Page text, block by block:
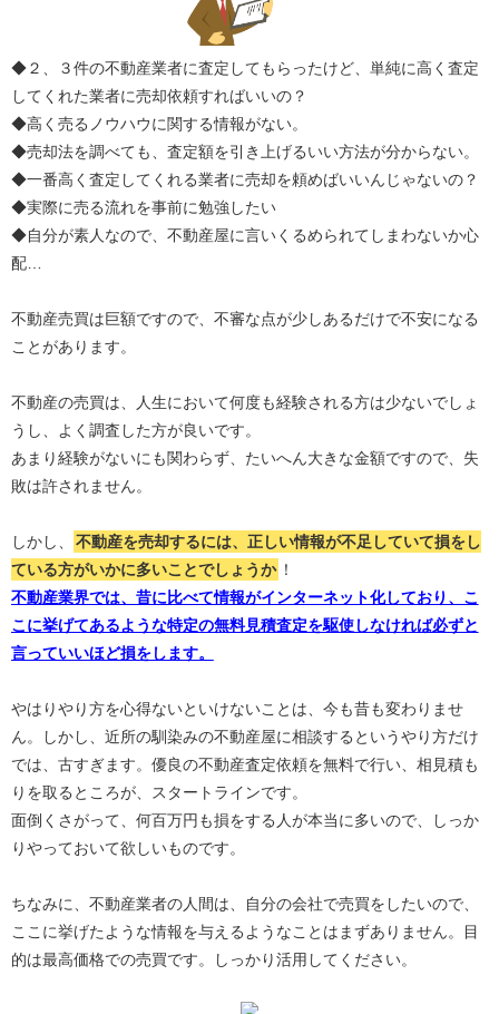
◆２、３件の不動産業者に査定してもらったけど、単純に高く査定
してくれた業者に売却依頼すればいいの？
◆高く売るノウハウに関する情報がない。
◆売却法を調べても、査定額を引き上げるいい方法が分からない。
◆一番高く査定してくれる業者に売却を頼めばいいんじゃないの？
◆実際に売る流れを事前に勉強したい
◆自分が素人なので、不動産屋に言いくるめられてしまわないか心
配…
不動産売買は巨額ですので、不審な点が少しあるだけで不安になる
ことがあります。
不動産の売買は、人生において何度も経験される方は少ないでしょ
うし、よく調査した方が良いです。
あまり経験がないにも関わらず、たいへん大きな金額ですので、失
敗は許されません。
しかし、
不動産を売却するには、正しい情報が不足していて損をし
ている方がいかに多いことでしょうか ！
不動産業界では、昔に比べて情報がインターネット化しており、こ
こに挙げてあるような特定の無料見積査定を駆使しなければ必ずと
言っていいほど損をします。
やはりやり方を心得ないといけないことは、今も昔も変わりませ
ん。しかし、近所の馴染みの不動産屋に相談するというやり方だけ
では、古すぎます。優良の不動産査定依頼を無料で行い、相見積も
りを取るところが、スタートラインです。
面倒くさがって、何百万円も損をする人が本当に多いので、しっか
りやっておいて欲しいものです。
ちなみに、不動産業者の人間は、自分の会社で売買をしたいので、
ここに挙げたような情報を与えるようなことはまずありません。目
的は最高価格での売買です。しっかり活用してください。